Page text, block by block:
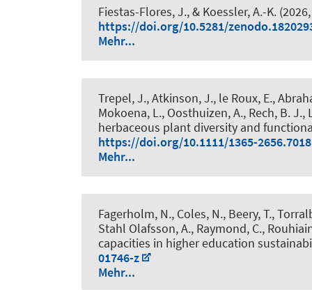
Fiestas-Flores, J., & Koessler, A.-K.
https://doi.org/10.5281/
Mehr...
Trepel, J., Atkinson, J., le Roux, E.,
Mokoena, L., Oosthuizen, A., Rech, B.
herbaceous plant diversity and
https://doi.org/10.1111/1365-
Mehr...
Fagerholm, N., Coles, N., Beery, T.,
Stahl Olafsson, A., Raymond, C.,
capacities in higher education
01746-z
Mehr...